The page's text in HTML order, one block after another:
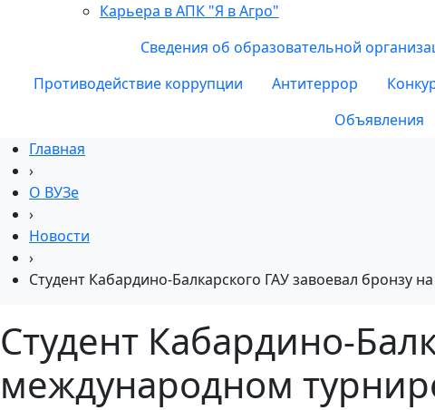
Карьера в АПК "Я в Агро"
Сведения об образовательной
Противодействие коррупции
Антитеррор
Объявления
Главная
›
О ВУЗе
›
Новости
›
Студент Кабардино-Балкарского ГАУ завоевал бронзу
Студент Кабардино-
международном